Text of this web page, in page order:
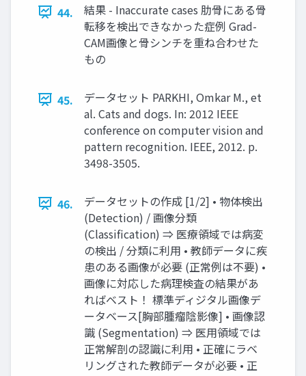
44.
結果 - Inaccurate cases 肋⾻にある⾻
転移を検出できなかった症例 Grad-
CAM画像と⾻シンチを重ね合わせた
もの
45.
データセット PARKHI, Omkar M., et
al. Cats and dogs. In: 2012 IEEE
conference on computer vision and
pattern recognition. IEEE, 2012. p.
3498-3505.
46.
データセットの作成 [1/2] • 物体検出
(Detection) / 画像分類
(Classification) ⇒ 医療領域では病変
の検出 / 分類に利⽤ • 教師データに疾
患のある画像が必要 (正常例は不要) •
画像に対応した病理検査の結果があ
ればベスト！ 標準ディジタル画像デ
ータベース[胸部腫瘤陰影像] • 画像認
識 (Segmentation) ⇒ 医⽤領域では
正常解剖の認識に利⽤ • 正確にラベ
リングされた教師データが必要 • 正